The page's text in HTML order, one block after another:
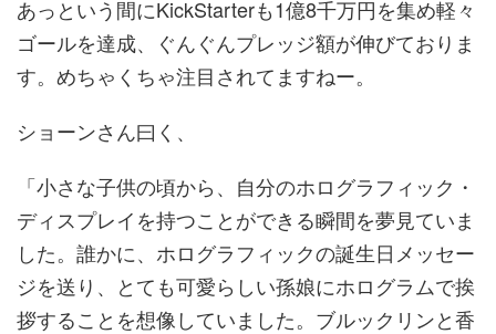
あっという間にKickStarterも1億8千万円を集め軽々
ゴールを達成、ぐんぐんプレッジ額が伸びておりま
す。めちゃくちゃ注目されてますねー。
ショーンさん曰く、
「小さな子供の頃から、自分のホログラフィック・
ディスプレイを持つことができる瞬間を夢見ていま
した。誰かに、ホログラフィックの誕生日メッセー
ジを送り、とても可愛らしい孫娘にホログラムで挨
拶することを想像していました。ブルックリンと香